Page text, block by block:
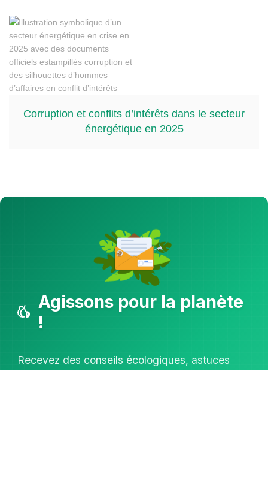
Corruption et conflits d’intérêts dans le secteur
énergétique en 2025
Agissons pour la planète
!
Recevez des conseils écologiques, astuces